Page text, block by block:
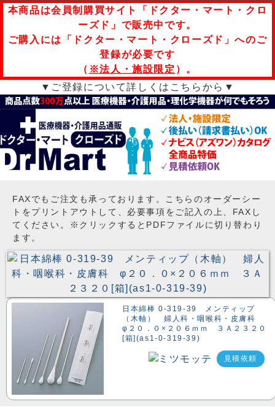
本商品は会員制購買サイト「ドクター・マート・クロ
ーズド」で販売中です。
ご購入には「ドクター・マート・クローズド」へのご
登録が必要です
（ ※法人・施設限定 ）。
▼ご登録について詳しくはこちらから▼
FAXでもご注文も承っております。こちらのオーダーシー
トをプリントアウトして、必要事項をご記入の上、FAXし
てください。※クリックするとPDFファイルに切り替わり
ます。
日本綿棒 0-319-39 メンティップ
（木軸） 婦人科・咽喉科・皮膚科
φ２０．０×２０６ｍｍ ３Ａ２３２０
[箱](as1-0-319-39)
見積依頼